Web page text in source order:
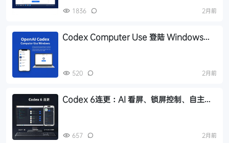
1836 2月前
Codex Computer Use 登陆 Windows：
520 2月前
Codex 6连更：AI 看屏、锁屏控制、自主干
657 2月前